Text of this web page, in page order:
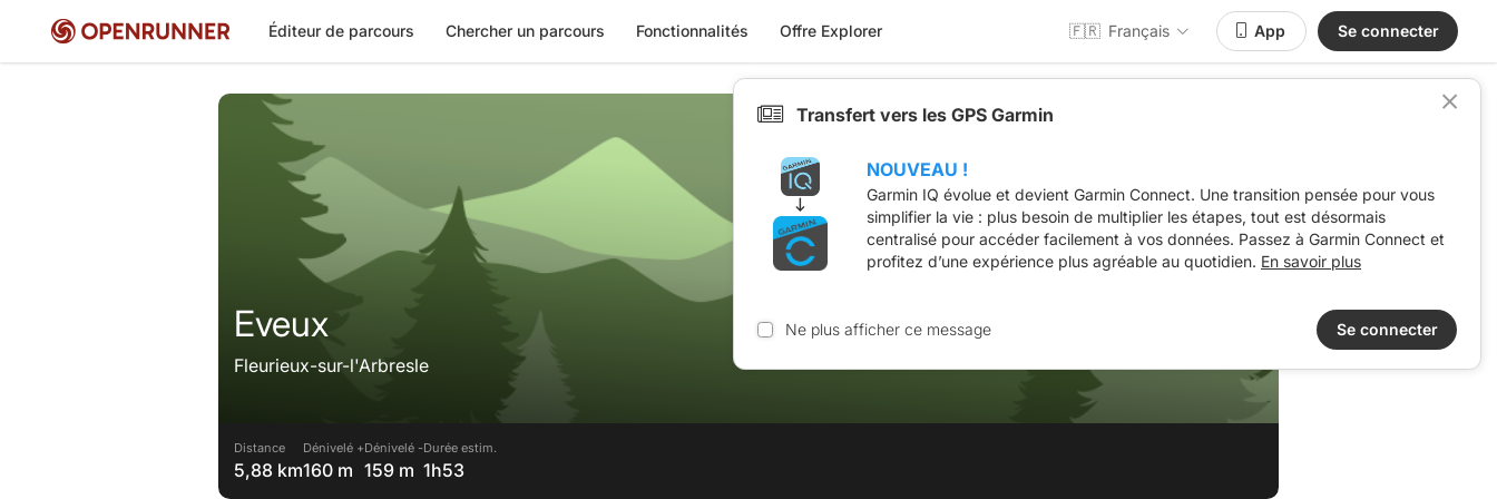
Éditeur de parcours Chercher un parcours Fonctionnalités Offre Explorer 🇫🇷 Français App Se connecter
Eveux
Fleurieux-sur-l'Arbresle
Distance
5,88 km
Dénivelé +
160 m
Dénivelé -
159 m
Durée estim.
1h53
Transfert vers les GPS Garmin
NOUVEAU !
Garmin IQ évolue et devient Garmin Connect. Une transition pensée pour vous
simplifier la vie : plus besoin de multiplier les étapes, tout est désormais
centralisé pour accéder facilement à vos données. Passez à Garmin Connect et
profitez d’une expérience plus agréable au quotidien. En savoir plus
Ne plus afficher ce message Se connecter